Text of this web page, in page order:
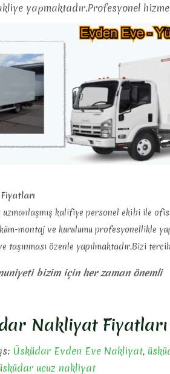
yapmaktadır.Profesyonel
uzmanlaşmış kalifiye personel ekibi ile
montaj ve kurulumu profesyonellikle
taşınması özenle yapılmaktadır.Bizi
bizim için her zaman önemli
Nakliyat Fiyatları
Üsküdar Evden Eve Nakliyat,
ucuz nakliyat